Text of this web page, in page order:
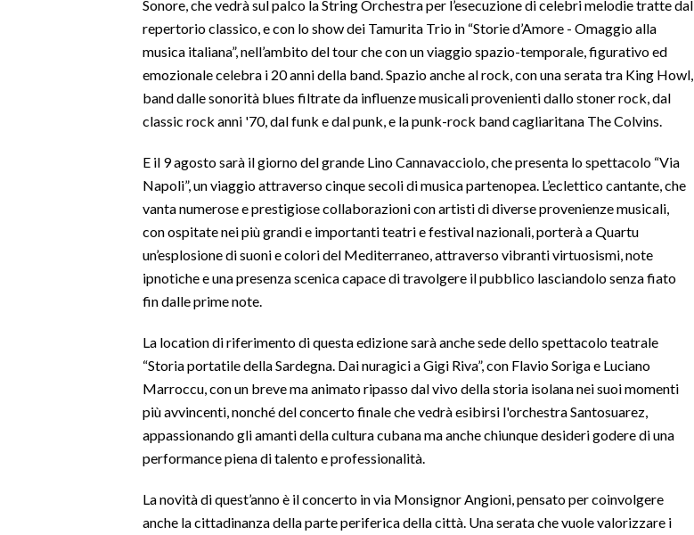
Sonore, che vedrà sul palco la String Orchestra per l’esecuzione di celebri melodie tratte dal
repertorio classico, e con lo show dei Tamurita Trio in “Storie d’Amore - Omaggio alla
musica italiana”, nell’ambito del tour che con un viaggio spazio-temporale, figurativo ed
emozionale celebra i 20 anni della band. Spazio anche al rock, con una serata tra King Howl,
band dalle sonorità blues filtrate da influenze musicali provenienti dallo stoner rock, dal
classic rock anni '70, dal funk e dal punk, e la punk-rock band cagliaritana The Colvins.
E il 9 agosto sarà il giorno del grande Lino Cannavacciolo, che presenta lo spettacolo “Via
Napoli”, un viaggio attraverso cinque secoli di musica partenopea. L’eclettico cantante, che
vanta numerose e prestigiose collaborazioni con artisti di diverse provenienze musicali,
con ospitate nei più grandi e importanti teatri e festival nazionali, porterà a Quartu
un’esplosione di suoni e colori del Mediterraneo, attraverso vibranti virtuosismi, note
ipnotiche e una presenza scenica capace di travolgere il pubblico lasciandolo senza fiato
fin dalle prime note.
La location di riferimento di questa edizione sarà anche sede dello spettacolo teatrale
“Storia portatile della Sardegna. Dai nuragici a Gigi Riva”, con Flavio Soriga e Luciano
Marroccu, con un breve ma animato ripasso dal vivo della storia isolana nei suoi momenti
più avvincenti, nonché del concerto finale che vedrà esibirsi l'orchestra Santosuarez,
appassionando gli amanti della cultura cubana ma anche chiunque desideri godere di una
performance piena di talento e professionalità.
La novità di quest’anno è il concerto in via Monsignor Angioni, pensato per coinvolgere
anche la cittadinanza della parte periferica della città. Una serata che vuole valorizzare i